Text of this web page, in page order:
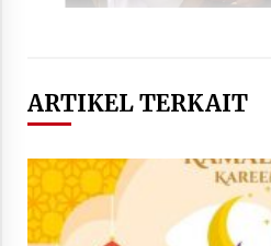
ARTIKEL TERKAIT